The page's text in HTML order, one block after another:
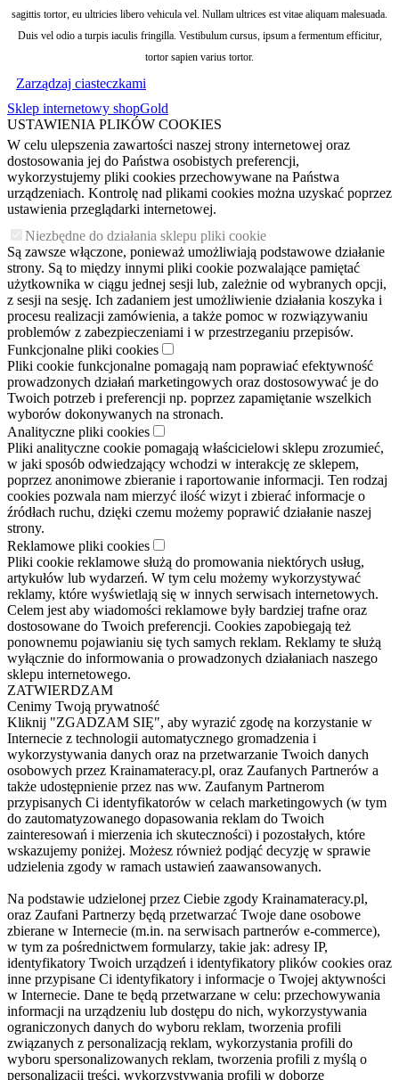
sagittis tortor, eu ultricies libero vehicula vel. Nullam ultrices est vitae aliquam malesuada.
Duis vel odio a turpis iaculis fringilla. Vestibulum cursus, ipsum a fermentum efficitur,
tortor sapien varius tortor.
Zarządzaj ciasteczkami
Sklep internetowy shopGold
USTAWIENIA PLIKÓW COOKIES
W celu ulepszenia zawartości naszej strony internetowej oraz
dostosowania jej do Państwa osobistych preferencji,
wykorzystujemy pliki cookies przechowywane na Państwa
urządzeniach. Kontrolę nad plikami cookies można uzyskać poprzez
ustawienia przeglądarki internetowej.
Niezbędne do działania sklepu pliki cookie
Są zawsze włączone, ponieważ umożliwiają podstawowe działanie
strony. Są to między innymi pliki cookie pozwalające pamiętać
użytkownika w ciągu jednej sesji lub, zależnie od wybranych opcji,
z sesji na sesję. Ich zadaniem jest umożliwienie działania koszyka i
procesu realizacji zamówienia, a także pomoc w rozwiązywaniu
problemów z zabezpieczeniami i w przestrzeganiu przepisów.
Funkcjonalne pliki cookies
Pliki cookie funkcjonalne pomagają nam poprawiać efektywność
prowadzonych działań marketingowych oraz dostosowywać je do
Twoich potrzeb i preferencji np. poprzez zapamiętanie wszelkich
wyborów dokonywanych na stronach.
Analityczne pliki cookies
Pliki analityczne cookie pomagają właścicielowi sklepu zrozumieć,
w jaki sposób odwiedzający wchodzi w interakcję ze sklepem,
poprzez anonimowe zbieranie i raportowanie informacji. Ten rodzaj
cookies pozwala nam mierzyć ilość wizyt i zbierać informacje o
źródłach ruchu, dzięki czemu możemy poprawić działanie naszej
strony.
Reklamowe pliki cookies
Pliki cookie reklamowe służą do promowania niektórych usług,
artykułów lub wydarzeń. W tym celu możemy wykorzystywać
reklamy, które wyświetlają się w innych serwisach internetowych.
Celem jest aby wiadomości reklamowe były bardziej trafne oraz
dostosowane do Twoich preferencji. Cookies zapobiegają też
ponownemu pojawianiu się tych samych reklam. Reklamy te służą
wyłącznie do informowania o prowadzonych działaniach naszego
sklepu internetowego.
ZATWIERDZAM
Cenimy Twoją prywatność
Kliknij "ZGADZAM SIĘ", aby wyrazić zgodę na korzystanie w
Internecie z technologii automatycznego gromadzenia i
wykorzystywania danych oraz na przetwarzanie Twoich danych
osobowych przez Krainamateracy.pl, oraz Zaufanych Partnerów a
także udostępnienie przez nas ww. Zaufanym Partnerom
przypisanych Ci identyfikatorów w celach marketingowych (w tym
do zautomatyzowanego dopasowania reklam do Twoich
zainteresowań i mierzenia ich skuteczności) i pozostałych, które
wskazujemy poniżej. Możesz również podjąć decyzję w sprawie
udzielenia zgody w ramach ustawień zaawansowanych.
Na podstawie udzielonej przez Ciebie zgody Krainamateracy.pl,
oraz Zaufani Partnerzy będą przetwarzać Twoje dane osobowe
zbierane w Internecie (m.in. na serwisach partnerów e-commerce),
w tym za pośrednictwem formularzy, takie jak: adresy IP,
identyfikatory Twoich urządzeń i identyfikatory plików cookies oraz
inne przypisane Ci identyfikatory i informacje o Twojej aktywności
w Internecie. Dane te będą przetwarzane w celu: przechowywania
informacji na urządzeniu lub dostępu do nich, wykorzystywania
ograniczonych danych do wyboru reklam, tworzenia profili
związanych z personalizacją reklam, wykorzystania profili do
wyboru spersonalizowanych reklam, tworzenia profili z myślą o
personalizacji treści, wykorzystywania profili w doborze